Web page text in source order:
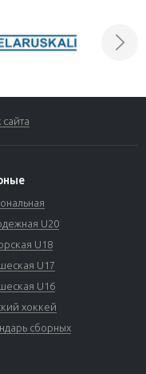
U20
U18
U17
U16
хоккей
сборных